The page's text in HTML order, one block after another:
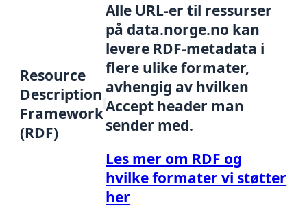
Resource
Description
Framework
(RDF)
Alle URL-er til ressurser
på data.norge.no kan
levere RDF-metadata i
flere ulike formater,
avhengig av hvilken
Accept header man
sender med.
Les mer om RDF og
hvilke formater vi støtter
her